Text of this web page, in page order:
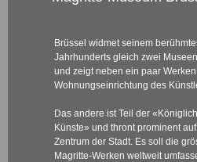
Brüssel widmet seinem
Jahrhunderts gleich zwei
und zeigt neben ein paar
Wohnungseinrichtung des
Das andere ist Teil der
Künste» und thront prominent
Zentrum der Stadt. Es soll die
Magritte-Werken weltweit